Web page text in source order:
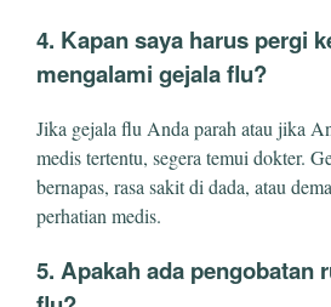
4. Kapan saya harus pergi
mengalami gejala flu?
Jika gejala flu Anda parah atau jika
medis tertentu, segera temui dokter.
bernapas, rasa sakit di dada, atau
perhatian medis.
5. Apakah ada pengobatan